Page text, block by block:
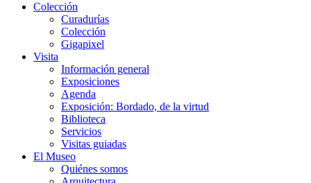
Colección
Curadurías
Colección
Gigapixel
Visita
Información general
Exposiciones
Agenda
Exposición: Bordado, de la virtud
Biblioteca
Servicios
Visitas guiadas
El Museo
Quiénes somos